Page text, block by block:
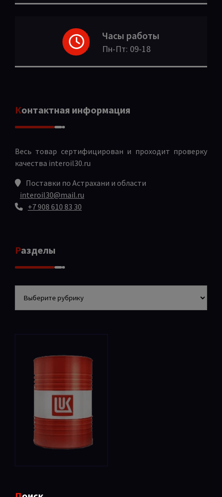
Часы работы
Пн-Пт: 09-18
Контактная информация
Весь товар сертифицирован и проходит проверку
качества interoil30.ru
Поставки по Астрахани и области
interoil30@mail.ru
+7 908 610 83 30
Разделы